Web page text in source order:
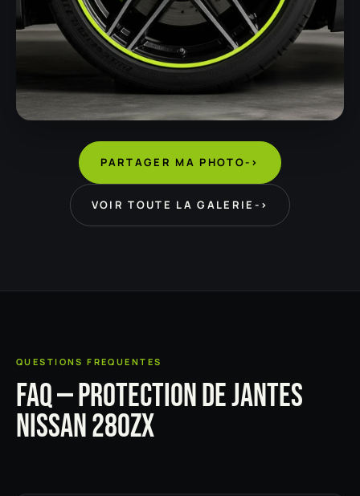
PARTAGER MA PHOTO->
VOIR TOUTE LA GALERIE ->
QUESTIONS FREQUENTES
FAQ — PROTECTION DE JANTES
NISSAN 280ZX